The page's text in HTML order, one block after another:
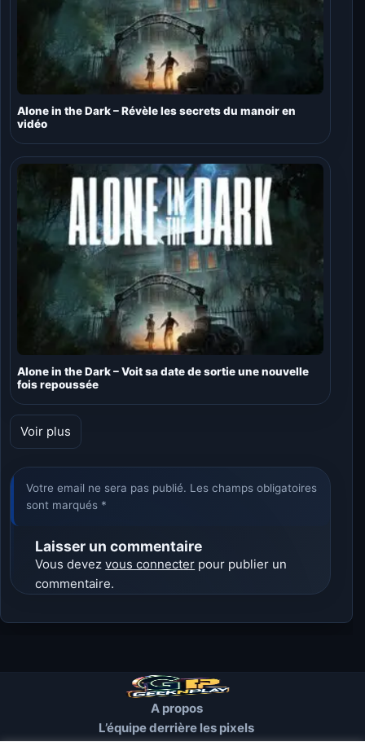
Alone in the Dark – Révèle les secrets du manoir en
vidéo
Alone in the Dark – Voit sa date de sortie une nouvelle
fois repoussée
Voir plus
Votre email ne sera pas publié. Les champs obligatoires
sont marqués *
Laisser un commentaire
Vous devezvous connecter pour publier un
commentaire.
A propos
L’équipe derrière les pixels